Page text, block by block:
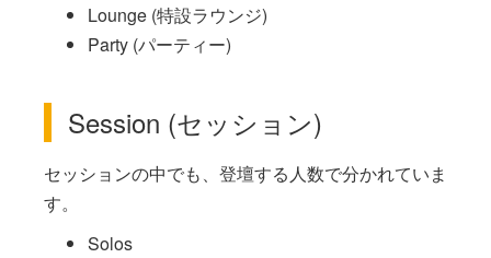
Lounge (特設ラウンジ)
Party (パーティー)
Session (セッション)
セッションの中でも、登壇する人数で分かれていま
す。
Solos